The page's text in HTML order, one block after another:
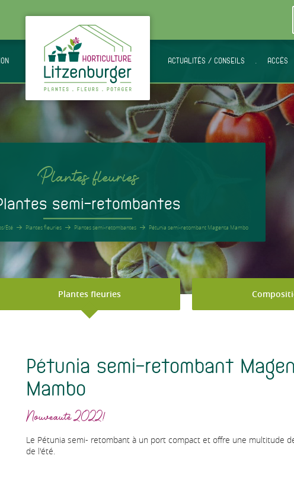
. ACTUALITÉS / CONSEILS . ACCÈS
Plantes fleuries
semi-retombantes
Été Plantes fleuries Plantes semi-retombantes Pétunia semi-retombant Magenta Mambo
Plantes fleuries
Pétunia semi-retombant
Mambo
Nouveauté 2022!
Le Pétunia semi- retombant à un port compact et offre une multitude
de l'été.